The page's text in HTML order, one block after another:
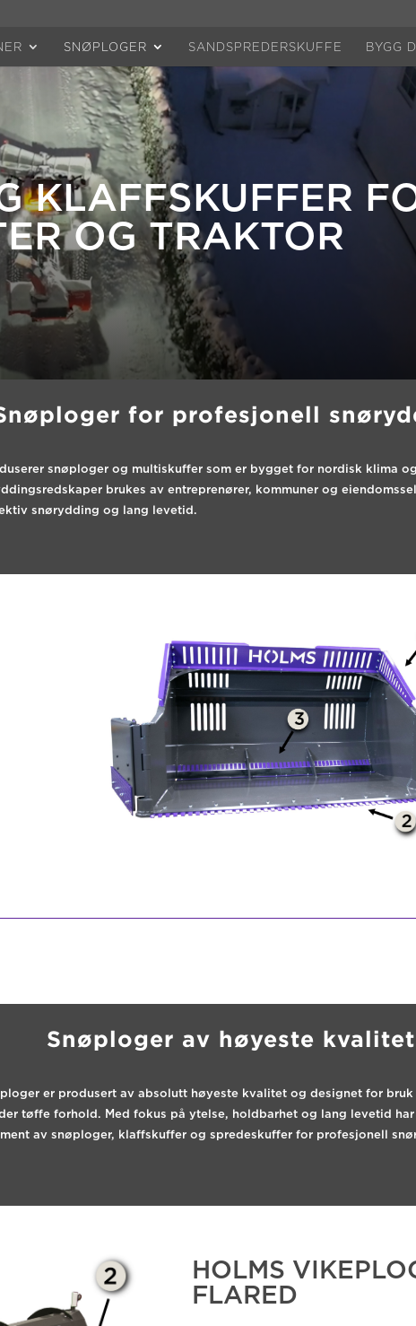
SNØPLOGER SANDSPREDERSKUFFE BYGG
KLAFFSKUFFER
OG TRAKTOR
for profesjonell
snøploger og multiskuffer som er bygget for nordisk klima
brukes av entreprenører, kommuner og
snørydding og lang levetid.
Snøploger av høyeste kvalitet
er produsert av absolutt høyeste kvalitet og designet for bruk
tøffe forhold. Med fokus på ytelse, holdbarhet og lang levetid
av snøploger, klaffskuffer og sprede­skuffer for profesjonell
HOLMS
FLARED